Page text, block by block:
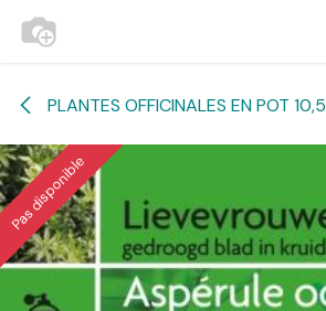
Se rendre au contenu
PLANTES OFFICINALES EN POT 10,5
Pas disponible